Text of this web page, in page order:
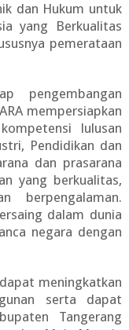
dan Hukum untuk
yang Berkualitas
pemerataan
pengembangan
mempersiapkan
lulusan
Pendidikan dan
dan prasarana
yang berkualitas,
berpengalaman.
dalam dunia
negara dengan
meningkatkan
serta dapat
Tangerang